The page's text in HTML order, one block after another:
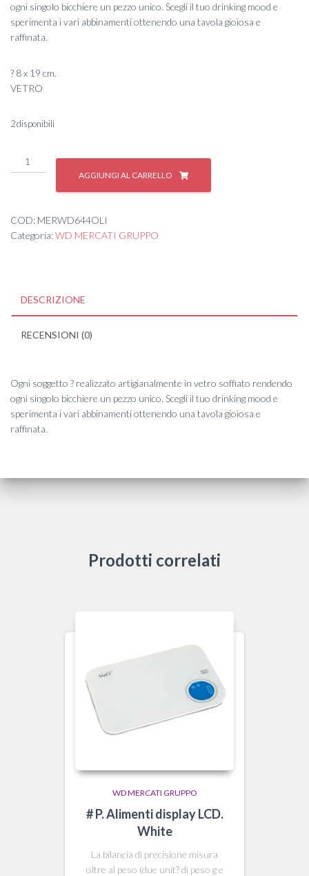
ogni singolo bicchiere un pezzo unico. Scegli il tuo drinking mood e
sperimenta i vari abbinamenti ottenendo una tavola gioiosa e
raffinata.
? 8 x 19 cm.
VETRO
2 disponibili
Oliera
Borosilic.
2
quantità
AGGIUNGI AL CARRELLO
COD: MERWD644OLI
Categoria:WD MERCATI GRUPPO
DESCRIZIONE
RECENSIONI (0)
Ogni soggetto ? realizzato artigianalmente in vetro soffiato rendendo
ogni singolo bicchiere un pezzo unico. Scegli il tuo drinking mood e
sperimenta i vari abbinamenti ottenendo una tavola gioiosa e
raffinata.
Prodotti correlati
WD MERCATI GRUPPO
# P. Alimenti display LCD.
White
La bilancia di precisione misura
oltre al peso (due unit? di peso g e